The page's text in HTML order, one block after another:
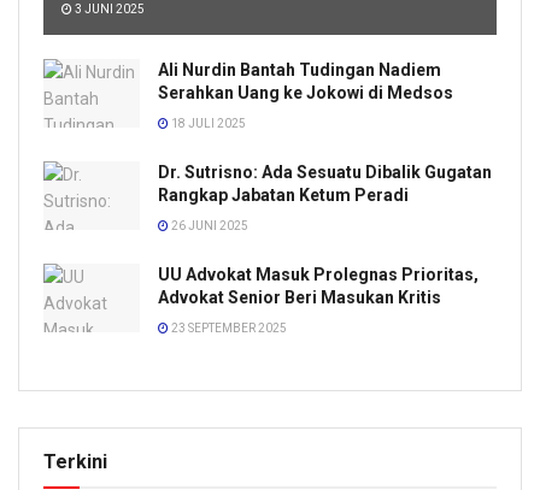
3 JUNI 2025
Ali Nurdin Bantah Tudingan Nadiem
Serahkan Uang ke Jokowi di Medsos
18 JULI 2025
Dr. Sutrisno: Ada Sesuatu Dibalik Gugatan
Rangkap Jabatan Ketum Peradi
26 JUNI 2025
UU Advokat Masuk Prolegnas Prioritas,
Advokat Senior Beri Masukan Kritis
23 SEPTEMBER 2025
Terkini